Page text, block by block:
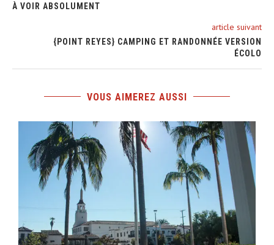
À VOIR ABSOLUMENT
article suivant
{POINT REYES} CAMPING ET RANDONNÉE VERSION
ÉCOLO
VOUS AIMEREZ AUSSI